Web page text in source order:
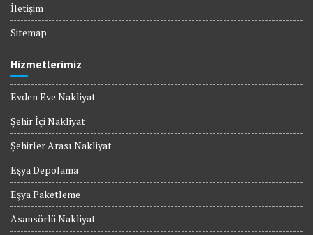
İletişim
Sitemap
Hizmetlerimiz
Evden Eve Nakliyat
Şehir İçi Nakliyat
Şehirler Arası Nakliyat
Eşya Depolama
Eşya Paketleme
Asansörlü Nakliyat